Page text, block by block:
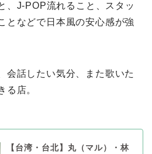
、J-POP流れること、スタッ
となどで日本風の安心感が強
会話したい気分、また歌いた
る店。
【台湾・台北】丸（マル）・林